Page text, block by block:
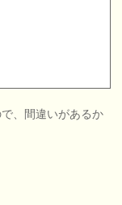
、間違いがあるか